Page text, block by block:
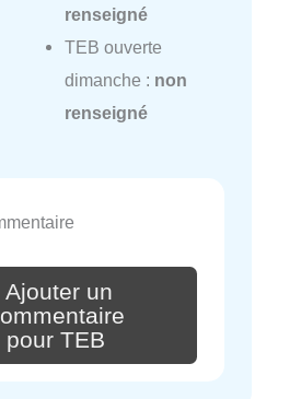
renseigné
TEB ouverte
dimanche : non
renseigné
Ajouter un
pour TEB